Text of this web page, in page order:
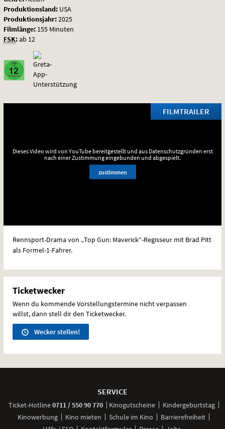
Produktionsland: USA
Produktionsjahr:2025
Filmlänge: 155 Minuten
FSK:ab 12
FILMTRAILER
Dieses Video wird von YouTube bereitgestellt und aus Datenschutzgründen erst
nach einer Zustimmung eingebunden und abgespielt.
zustimmen
Rennsport-Drama von „Top Gun: Maverick“-Regisseur mit Brad Pitt
als Formel-1-Fahrer.
Ticketwecker
Wenn du kommende Vorstellungstermine nicht verpassen
willst, dann stell dir den Ticketwecker.
Wecker stellen!
SERVICE
Ticket-Hotline0711 / 550 90 770anrufen
Kinogutscheine
Kindergeburtstag
Kinowerbung
Kino mieten Schule im Kino
Barrierefreiheit